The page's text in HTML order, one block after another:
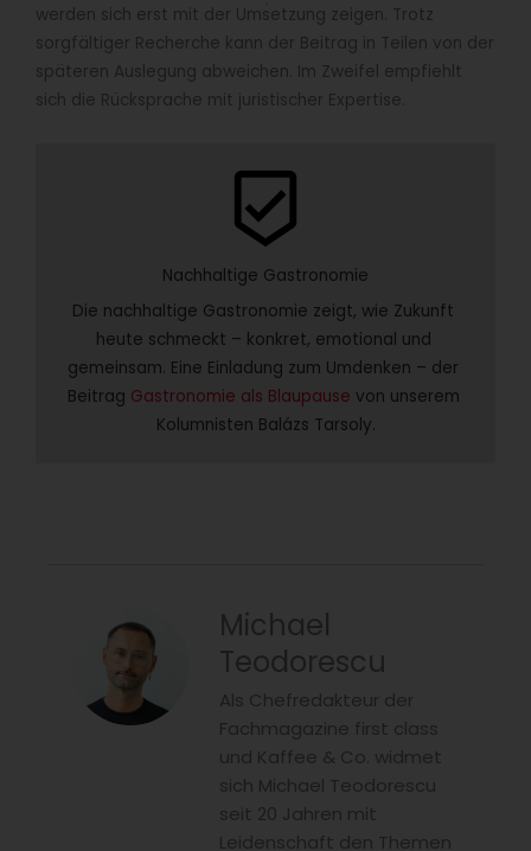
werden sich erst mit der Umsetzung zeigen. Trotz
sorgfältiger Recherche kann der Beitrag in Teilen von der
späteren Auslegung abweichen. Im Zweifel empfiehlt
sich die Rücksprache mit juristischer Expertise.
beenhere
Nachhaltige Gastronomie
Die nachhaltige Gastronomie zeigt, wie Zukunft
heute schmeckt – konkret, emotional und
gemeinsam. Eine Einladung zum Umdenken – der
Beitrag Gastronomie als Blaupause von unserem
Kolumnisten Balázs Tarsoly.
Michael
Teodorescu
Als Chefredakteur der
Fachmagazine first class
und Kaffee & Co. widmet
sich Michael Teodorescu
seit 20 Jahren mit
Leidenschaft den Themen